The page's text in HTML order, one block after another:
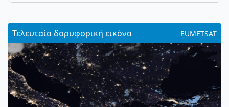
Τελευταία δορυφορική εικόνα EUMETSAT